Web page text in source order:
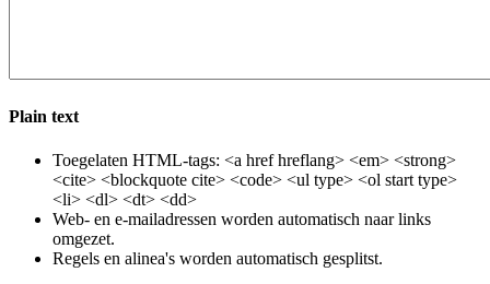
Plain text
Toegelaten HTML-tags: <a href hreflang> <em> <strong>
<cite> <blockquote cite> <code> <ul type> <ol start type>
<li> <dl> <dt> <dd>
Web- en e-mailadressen worden automatisch naar links
omgezet.
Regels en alinea's worden automatisch gesplitst.